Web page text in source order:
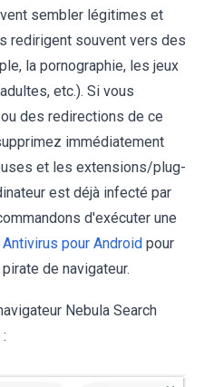
sembler légitimes et
redirigent souvent vers des
la pornographie, les jeux
etc.). Si vous
des redirections de ce
immédiatement
et les extensions/plug-
est déjà infecté par
d'exécuter une
pour Android pour
de navigateur.
Nebula Search